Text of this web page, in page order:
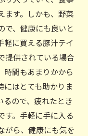
ます。しかも、野菜
で、健康にも良いと
軽に買える豚汁テイ
提供されている場合
時間もあまりかから
にはとても助かりま
るので、疲れたとき
す。手軽に手に入る
がら、健康にも気を